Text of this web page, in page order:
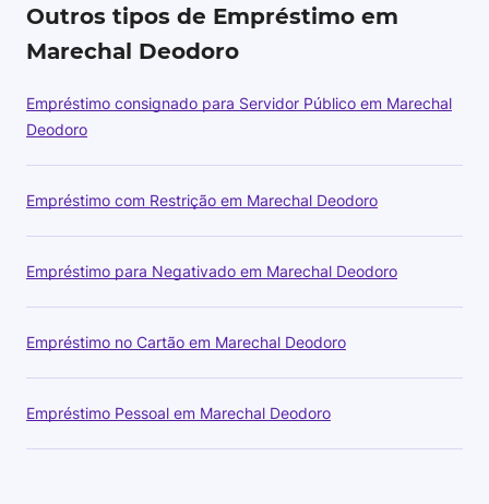
Outros tipos de Empréstimo em
Marechal Deodoro
Empréstimo consignado para Servidor Público em Marechal
Deodoro
Empréstimo com Restrição em Marechal Deodoro
Empréstimo para Negativado em Marechal Deodoro
Empréstimo no Cartão em Marechal Deodoro
Empréstimo Pessoal em Marechal Deodoro